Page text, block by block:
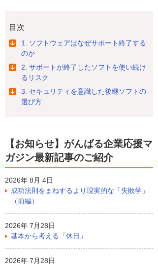
目次
1. ソフトウェアはなぜサポート終了する
のか
2. サポートが終了したソフトを使い続け
るリスク
3. セキュリティを意識した後継ソフトの
選び方
【お知らせ】がんばる企業応援マ
ガジン最新記事のご紹介
2026年 8月 4日
成功法則をまねするより現実的な「失敗学」
（前編）
2026年 7月28日
基本から考える「休日」
2026年 7月28日